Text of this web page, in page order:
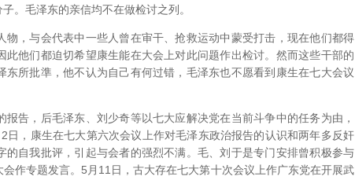
。毛泽东的亲信均不在做检讨之列。
，与会代表中一些人曾在审干、抢救运动中蒙受打击，现在他们都得
他们都迫切希望康生能在大会上对此问题作出检讨。然而这些干部的
所批準，他不认为自己有何过错，毛泽东也不愿看到康生在七大会议
，后毛泽东、刘少奇等以七大应解决党在当前斗争中的任务为由，
日，康生在七大第六次会议上作对毛泽东政治报告的认识和两年多反奸
自我批评，引起与会者的强烈不满。毛、刘于是专门安排曾积极参与
作专题发言。5月11日，古大存在七大第十次会议上作广东党在开展武